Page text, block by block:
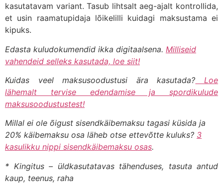
kasutatavam variant. Tasub lihtsalt aeg-ajalt kontrollida,
et usin raamatupidaja lõikelilli kuidagi maksustama ei
kipuks.
Edasta kuludokumendid ikka digitaalsena. Milliseid
vahendeid selleks kasutada, loe siit!
Kuidas veel maksusoodustusi ära kasutada? Loe
lähemalt tervise edendamise ja spordikulude
maksusoodustustest!
Millal ei ole õigust sisendkäibemaksu tagasi küsida ja
20% käibemaksu osa läheb otse ettevõtte kuluks? 3
kasulikku nippi sisendkäibemaksu osas.
* Kingitus – üldkasutatavas tähenduses, tasuta antud
kaup, teenus, raha